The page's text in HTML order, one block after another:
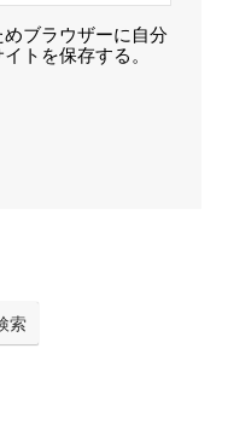
ブラウザーに自分
トを保存する。
索